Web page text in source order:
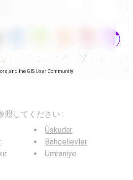
and the GIS User Community
照してください :
Üsküdar
Bahçelievler
Umraniye